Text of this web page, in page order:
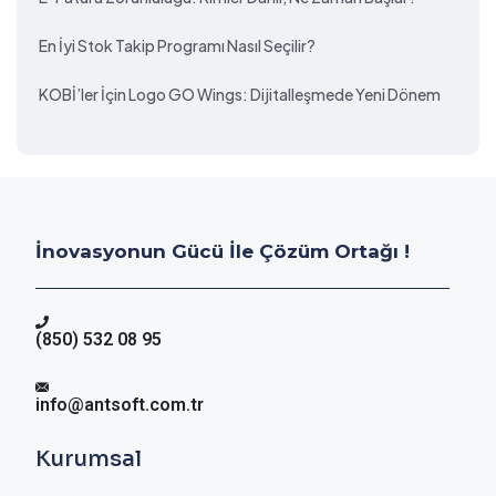
En İyi Stok Takip Programı Nasıl Seçilir?
KOBİ’ler İçin Logo GO Wings: Dijitalleşmede Yeni Dönem
İnovasyonun Gücü İle Çözüm Ortağı !
(850) 532 08 95
info@antsoft.com.tr
Kurumsal